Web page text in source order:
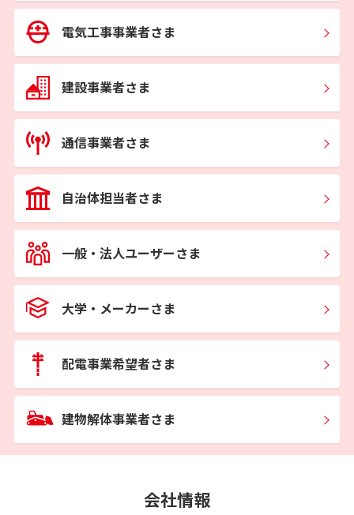
電気工事事業者さま
建設事業者さま
通信事業者さま
自治体担当者さま
一般・法人ユーザーさま
大学・メーカーさま
配電事業希望者さま
建物解体事業者さま
会社情報